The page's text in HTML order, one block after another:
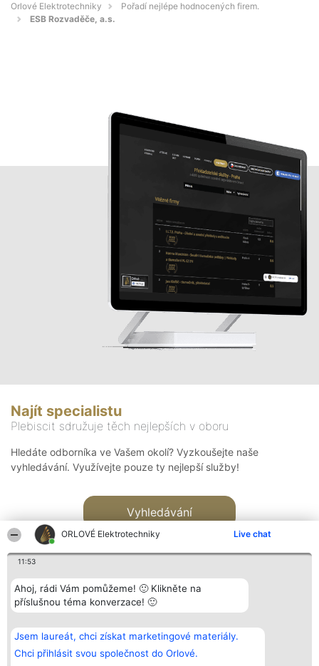
ORLOVÉ Elektrotechniky Live chat
11:53
Ahoj, rádi Vám pomůžeme! 🙂 Klikněte na
příslušnou téma konverzace! 🙂
Jsem laureát, chci získat marketingové materiály.
Chci přihlásit svou společnost do Orlové.
Orlové Elektrotechniky
Pořadí nejlépe hodnocených firem.
ESB Rozvaděče, a.s.
Najít specialistu
Plebiscit sdružuje těch nejlepších v oboru
Hledáte odborníka ve Vašem okolí? Vyzkoušejte naše
vyhledávání. Využívejte pouze ty nejlepší služby!
Vyhledávání
Bright Side Solutions sp. z o.
o. sp. k.
ul. Ruska 22
Wrocław 50-079
Vítězové
Seznam všech
laureátů
Zásady
Kontakt